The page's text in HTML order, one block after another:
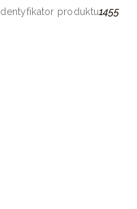
Identyfikator produktu1455